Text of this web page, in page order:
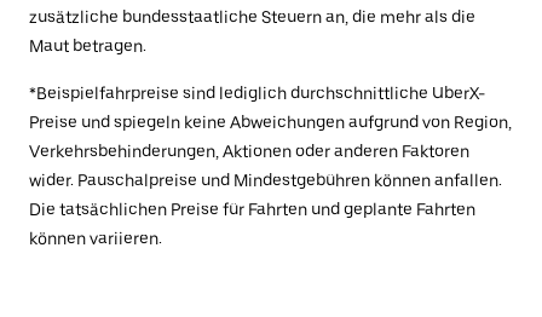
zusätzliche bundesstaatliche Steuern an, die mehr als die
Maut betragen.
*Beispielfahrpreise sind lediglich durchschnittliche UberX-
Preise und spiegeln keine Abweichungen aufgrund von Region,
Verkehrsbehinderungen, Aktionen oder anderen Faktoren
wider. Pauschalpreise und Mindestgebühren können anfallen.
Die tatsächlichen Preise für Fahrten und geplante Fahrten
können variieren.